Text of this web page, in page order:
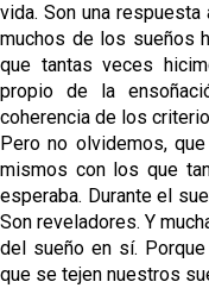
vida. Son una
muchos de los sueños
que tantas veces
propio de la
coherencia de los
Pero no olvidemos,
mismos con los que
esperaba. Durante el
Son reveladores. Y
del sueño en sí.
que se tejen nuestros